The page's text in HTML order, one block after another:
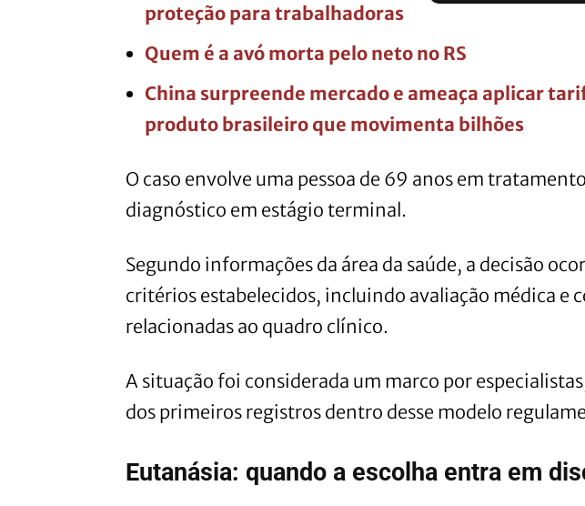
proteção para trabalhadoras
Quem é a avó morta pelo neto no RS
China surpreende mercado e ameaça aplicar
produto brasileiro que movimenta bilhões
O caso envolve uma pessoa de 69 anos em
diagnóstico em estágio terminal.
Segundo informações da área da saúde, a decisão
critérios estabelecidos, incluindo avaliação médica e
relacionadas ao quadro clínico.
A situação foi considerada um marco por
dos primeiros registros dentro desse modelo
Eutanásia: quando a escolha entra em